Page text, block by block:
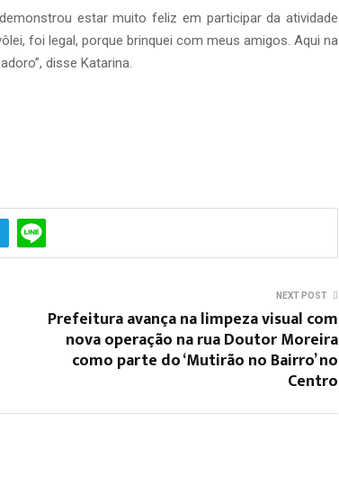
estar muito feliz em participar da atividade
foi legal, porque brinquei com meus amigos. Aqui na
disse Katarina.
NEXT POST
Prefeitura avança na limpeza visual com
nova operação na rua Doutor Moreira
como parte do ‘Mutirão no Bairro’ no
Centro